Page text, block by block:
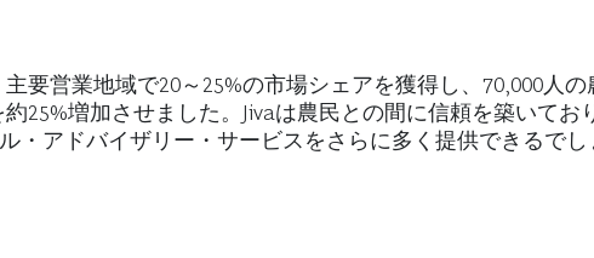
要営業地域で20～25%の市場シェアを獲得し、70,000人の
25%増加させました。Jivaは農民との間に信頼を築いてお
アドバイザリー・サービスをさらに多く提供できるでし